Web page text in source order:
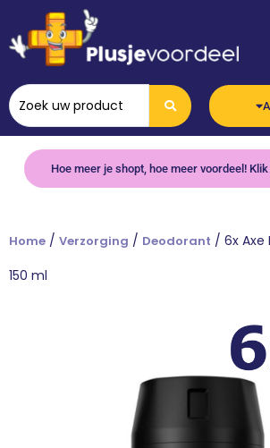
Hoe meer je shopt, hoe meer voordeel!
Home / Verzorging / Deodorant / 6x Axe
150 ml